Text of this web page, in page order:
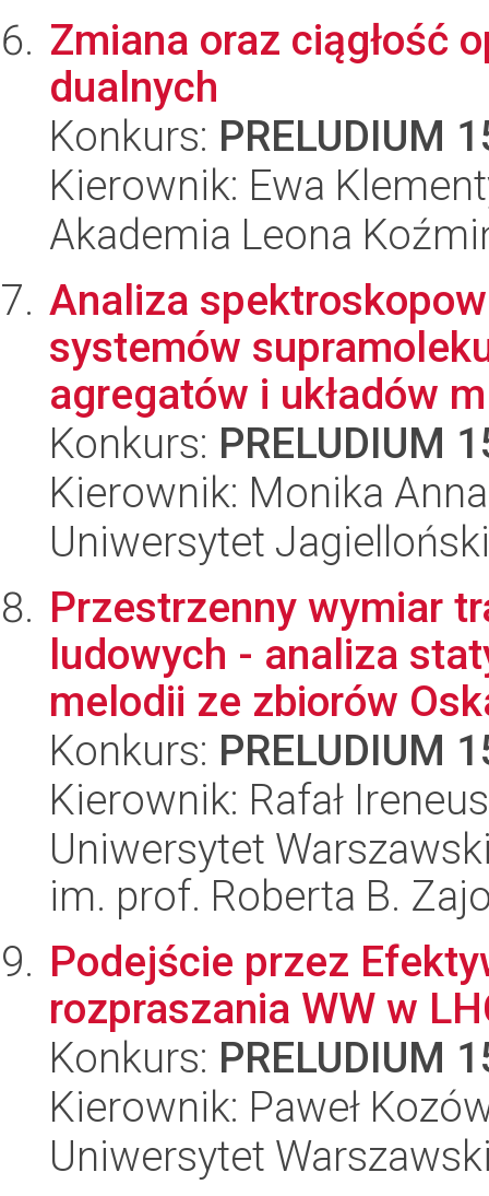
Zmiana oraz ciągłość
dualnych
Konkurs: PRELUDIUM
Kierownik: Ewa
Akademia Leona
Analiza
systemów
agregatów i układów
Konkurs: PRELUDIUM
Kierownik: Monika Anna
Uniwersytet
Przestrzenny wymiar
ludowych - analiza
melodii ze zbiorów
Konkurs: PRELUDIUM
Kierownik: Rafał
Uniwersytet
im. prof. Roberta B.
Podejście przez
rozpraszania WW w
Konkurs: PRELUDIUM
Kierownik: Paweł
Uniwersytet